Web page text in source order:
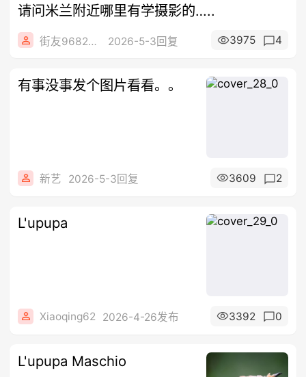
请问米兰附近哪里有学摄影的…..
街友96822868 2026-5-3回复 3975 4
有事没事发个图片看看。。
新艺 2026-5-3回复 3609 2
L'upupa
Xiaoqing62 2026-4-26发布 3392 0
L'upupa Maschio